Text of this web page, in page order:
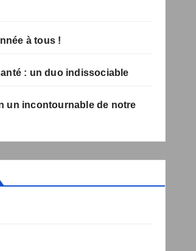
à tous !
: un duo indissociable
un incontournable de notre